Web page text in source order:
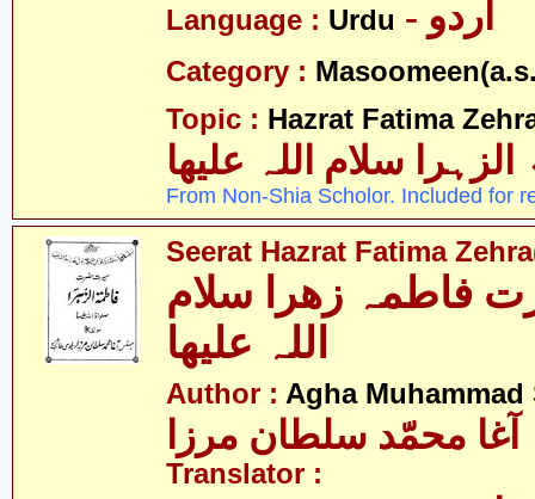
Language : Urdu - اردو
Category :
Topic : Hazrat Fatima
سلام اللہ علیھا
From Non-Shia Scholor. Included for
Seerat Hazrat Fatima
فاطمہ زھرا سلام
اللہ علیھا
Author : Agha Muhammad
آغا محمّد سلطان مرزا
Translator :